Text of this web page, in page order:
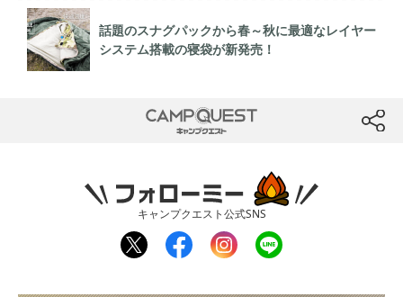
話題のスナグパックから春～秋に最適なレイヤー
システム搭載の寝袋が新発売！
btn
CAMP QUEST
フォローミー
キャンプクエスト公式SNS
twit
ter
fac
ebo
inst
agr
line